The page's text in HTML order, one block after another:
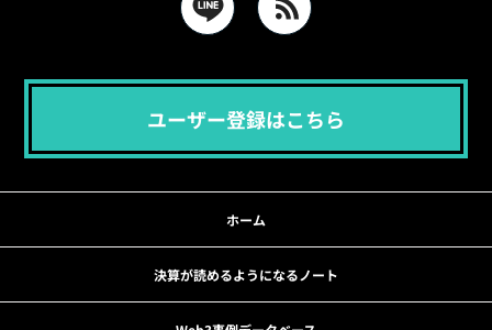
ユーザー登録はこちら
ホーム
決算が読めるようになるノート